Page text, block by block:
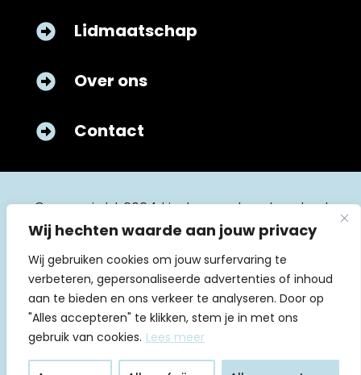
Wij hechten waarde aan jouw privacy
Wij gebruiken cookies om jouw surfervaring te
verbeteren, gepersonaliseerde advertenties of inhoud
aan te bieden en ons verkeer te analyseren. Door op
"Alles accepteren" te klikken, stem je in met ons
gebruik van cookies. Lees meer
 Lidmaatschap
 Over ons
 Contact
© copyright 2024 kinderverpleegkunde.nl
Algemene voorwaarden
Huishoudelijk reglement